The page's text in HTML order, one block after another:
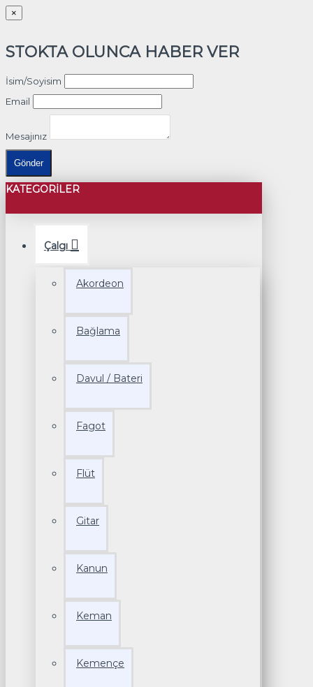
×
STOKTA OLUNCA HABER VER
İsim/Soyisim
Email
Mesajınız
Gönder
KATEGORILER
Çalgı
Akordeon
Bağlama
Davul / Bateri
Fagot
Flüt
Gitar
Kanun
Keman
Kemençe